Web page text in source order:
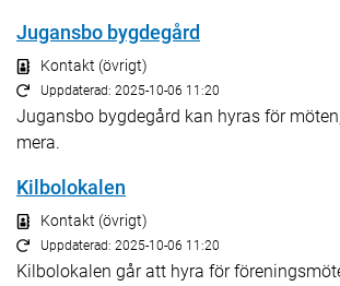
Jugansbo bygdegård
Kontakt (övrigt)
Uppdaterad: 2025-10-06 11:20
Jugansbo bygdegård kan hyras för
mera.
Kilbolokalen
Kontakt (övrigt)
Uppdaterad: 2025-10-06 11:20
Kilbolokalen går att hyra för